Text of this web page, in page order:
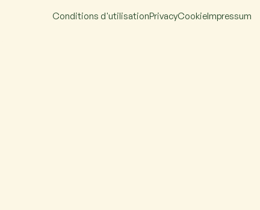
Conditions d'utilisationPrivacyCookieImpressum